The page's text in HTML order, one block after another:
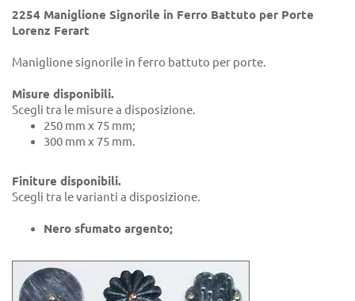
2254 Maniglione Signorile in Ferro Battuto per Porte
Lorenz Ferart
Maniglione signorile in ferro battuto per porte.
Misure disponibili.
Scegli tra le misure a disposizione.
250 mm x 75 mm;
300 mm x 75 mm.
Finiture disponibili.
Scegli tra le varianti a disposizione.
Nero sfumato argento;